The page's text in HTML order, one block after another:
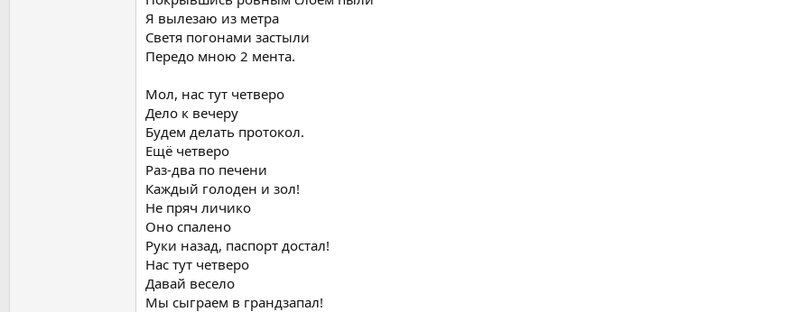
Оригинал, если кто не слышал :
Я вылезаю из метра
Светя погонами застыли
Передо мною 2 мента.
Мол, нас тут четверо
Дело к вечеру
Будем делать протокол.
Ещё четверо
Раз-два по печени
Каждый голоден и зол!
Не пряч личико
Оно спалено
Руки назад, паспорт достал!
Нас тут четверо
Давай весело
Мы сыграем в грандзапал!